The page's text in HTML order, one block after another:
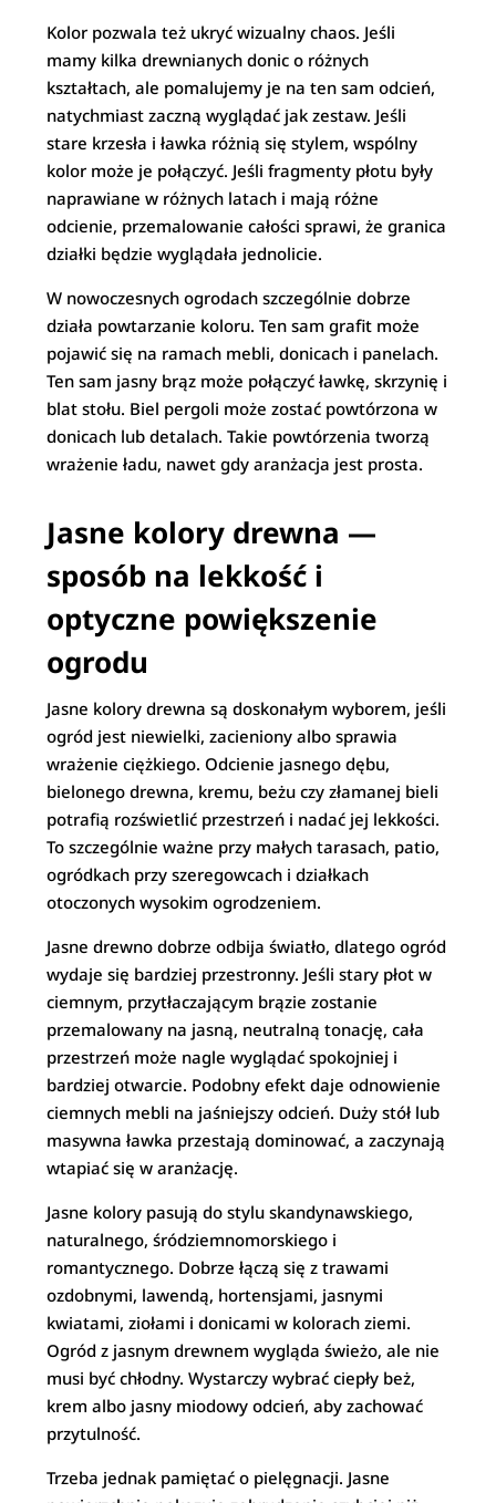
Kolor pozwala też ukryć wizualny chaos. Jeśli
mamy kilka drewnianych donic o różnych
kształtach, ale pomalujemy je na ten sam odcień,
natychmiast zaczną wyglądać jak zestaw. Jeśli
stare krzesła i ławka różnią się stylem, wspólny
kolor może je połączyć. Jeśli fragmenty płotu były
naprawiane w różnych latach i mają różne
odcienie, przemalowanie całości sprawi, że granica
działki będzie wyglądała jednolicie.
W nowoczesnych ogrodach szczególnie dobrze
działa powtarzanie koloru. Ten sam grafit może
pojawić się na ramach mebli, donicach i panelach.
Ten sam jasny brąz może połączyć ławkę, skrzynię i
blat stołu. Biel pergoli może zostać powtórzona w
donicach lub detalach. Takie powtórzenia tworzą
wrażenie ładu, nawet gdy aranżacja jest prosta.
Jasne kolory drewna —
sposób na lekkość i
optyczne powiększenie
ogrodu
Jasne kolory drewna są doskonałym wyborem, jeśli
ogród jest niewielki, zacieniony albo sprawia
wrażenie ciężkiego. Odcienie jasnego dębu,
bielonego drewna, kremu, beżu czy złamanej bieli
potrafią rozświetlić przestrzeń i nadać jej lekkości.
To szczególnie ważne przy małych tarasach, patio,
ogródkach przy szeregowcach i działkach
otoczonych wysokim ogrodzeniem.
Jasne drewno dobrze odbija światło, dlatego ogród
wydaje się bardziej przestronny. Jeśli stary płot w
ciemnym, przytłaczającym brązie zostanie
przemalowany na jasną, neutralną tonację, cała
przestrzeń może nagle wyglądać spokojniej i
bardziej otwarcie. Podobny efekt daje odnowienie
ciemnych mebli na jaśniejszy odcień. Duży stół lub
masywna ławka przestają dominować, a zaczynają
wtapiać się w aranżację.
Jasne kolory pasują do stylu skandynawskiego,
naturalnego, śródziemnomorskiego i
romantycznego. Dobrze łączą się z trawami
ozdobnymi, lawendą, hortensjami, jasnymi
kwiatami, ziołami i donicami w kolorach ziemi.
Ogród z jasnym drewnem wygląda świeżo, ale nie
musi być chłodny. Wystarczy wybrać ciepły beż,
krem albo jasny miodowy odcień, aby zachować
przytulność.
Trzeba jednak pamiętać o pielęgnacji. Jasne